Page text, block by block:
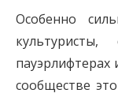
Особенно
пауэрлифтерах
сообществе